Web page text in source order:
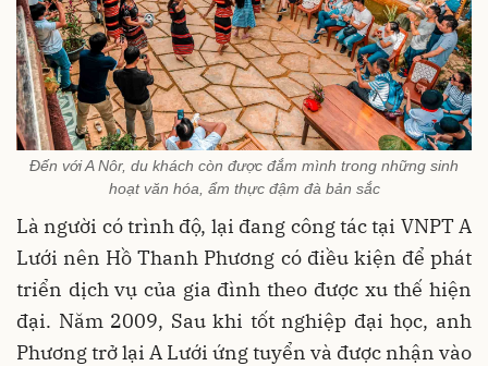
Đến với A Nôr, du khách còn được đắm mình trong những sinh
hoạt văn hóa, ẩm thực đậm đà bản sắc
Là người có trình độ, lại đang công tác tại VNPT A
Lưới nên Hồ Thanh Phương có điều kiện để phát
triển dịch vụ của gia đình theo được xu thế hiện
đại. Năm 2009, Sau khi tốt nghiệp đại học, anh
Phương trở lại A Lưới ứng tuyển và được nhận vào